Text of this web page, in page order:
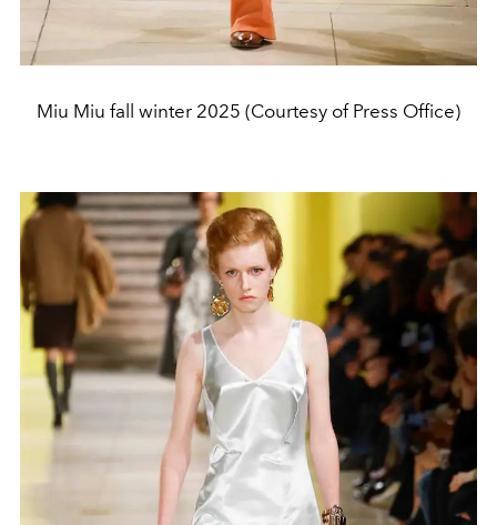
Miu Miu fall winter 2025 (Courtesy of Press Office)